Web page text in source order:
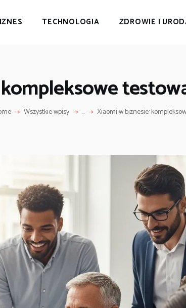
TECHNOLOGIA ZDROWIE I
Wszystkie wpisy ... Xiaomi w biznesie: